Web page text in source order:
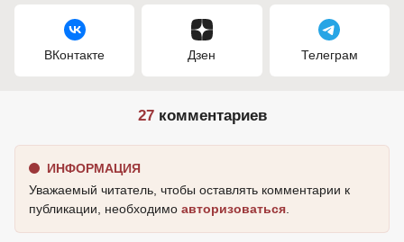
ВКонтакте Дзен Телеграм
27комментариев
ИНФОРМАЦИЯ
Уважаемый читатель, чтобы оставлять комментарии к
публикации, необходимо авторизоваться